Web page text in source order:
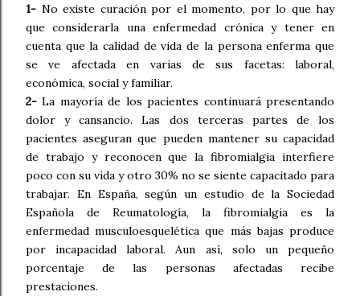
1- No existe curación por el momento, por lo que hay
que considerarla una enfermedad crónica y tener en
cuenta que la calidad de vida de la persona enferma que
se ve afectada en varias de sus facetas: laboral,
económica, social y familiar.
2- La mayoría de los pacientes continuará presentando
dolor y cansancio. Las dos terceras partes de los
pacientes aseguran que pueden mantener su capacidad
de trabajo y reconocen que la fibromialgia interfiere
poco con su vida y otro 30% no se siente capacitado para
trabajar. En España, según un estudio de la Sociedad
Española de Reumatología, la fibromialgia es la
enfermedad musculoesquelética que más bajas produce
por incapacidad laboral. Aun así, solo un pequeño
porcentaje de las personas afectadas recibe
prestaciones.